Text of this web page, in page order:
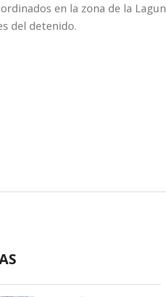
en la zona de la
del detenido.